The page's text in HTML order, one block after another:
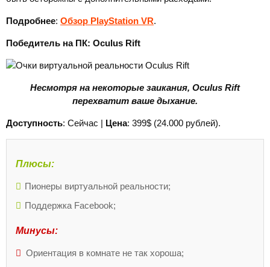
Подробнее: Обзор PlayStation VR.
Победитель на ПК: Oculus Rift
Несмотря на некоторые заикания, Oculus Rift
перехватит ваше дыхание.
Доступность: Сейчас | Цена: 399$ (24.000 рублей).
Плюсы:
Пионеры виртуальной реальности;
Поддержка Facebook;
Минусы:
Ориентация в комнате не так хороша;